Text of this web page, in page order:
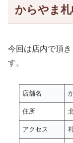
からやま
今回は店内で頂
す。
店舗名
住所
アクセス